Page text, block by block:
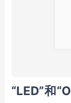
“LED”和